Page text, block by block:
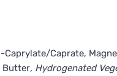
Caprylate/Caprate,
Butter, Hydrogenated